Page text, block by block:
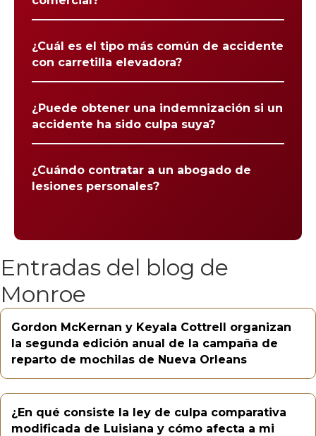
¿Cuál es el tipo más común de accidente
con carretilla elevadora?
¿Puede obtener una indemnización si un
accidente ha sido culpa suya?
¿Cuándo contratar a un abogado de
lesiones personales?
Entradas del blog de
Monroe
Gordon McKernan y Keyala Cottrell organizan
la segunda edición anual de la campaña de
reparto de mochilas de Nueva Orleans
¿En qué consiste la ley de culpa comparativa
modificada de Luisiana y cómo afecta a mi